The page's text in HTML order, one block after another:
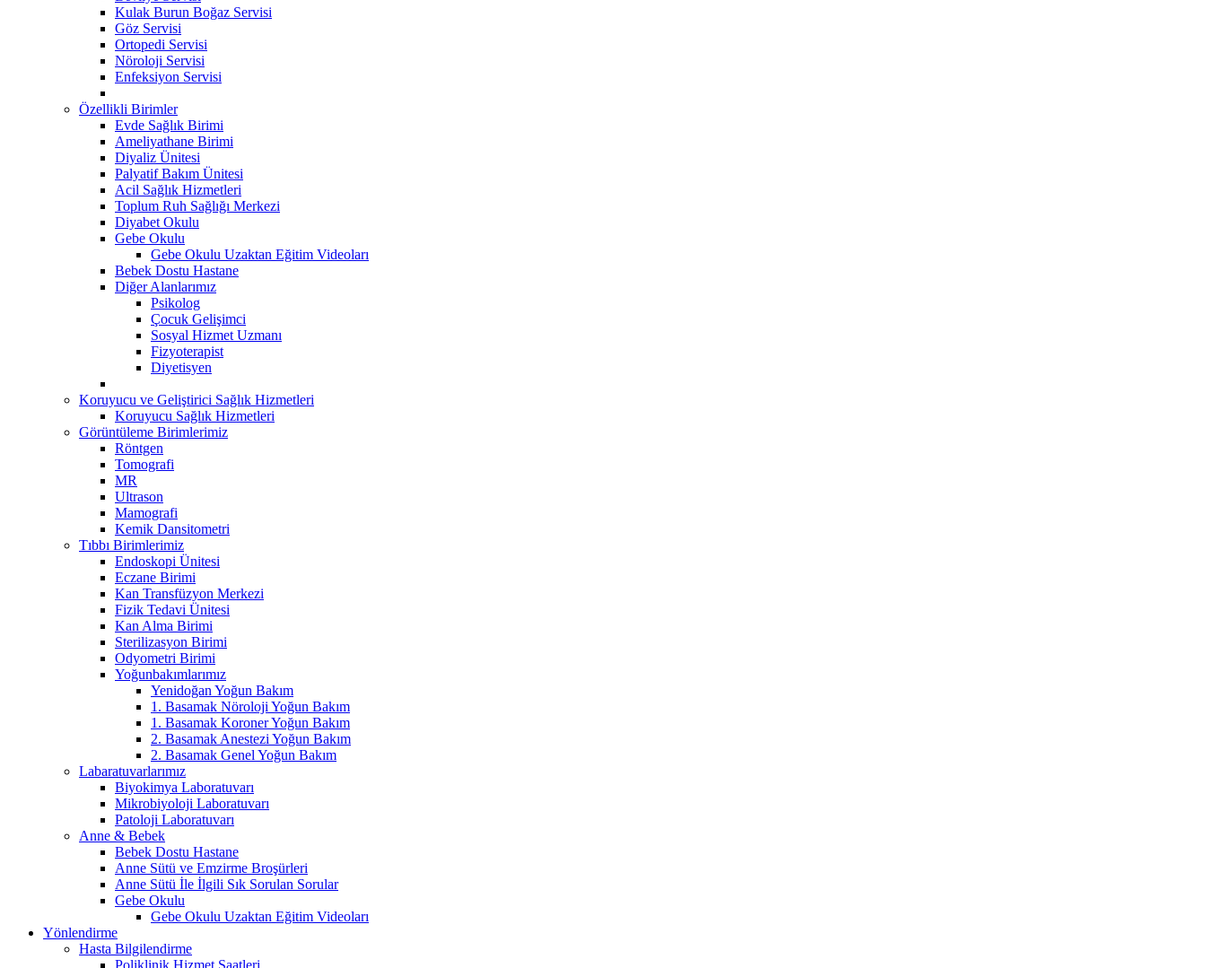
Kulak Burun Boğaz Servisi
Göz Servisi
Ortopedi Servisi
Nöroloji Servisi
Enfeksiyon Servisi
Özellikli Birimler
Evde Sağlık Birimi
Ameliyathane Birimi
Diyaliz Ünitesi
Palyatif Bakım Ünitesi
Acil Sağlık Hizmetleri
Toplum Ruh Sağlığı Merkezi
Diyabet Okulu
Gebe Okulu
Gebe Okulu Uzaktan Eğitim Videoları
Bebek Dostu Hastane
Diğer Alanlarımız
Psikolog
Çocuk Gelişimci
Sosyal Hizmet Uzmanı
Fizyoterapist
Diyetisyen
Koruyucu ve Geliştirici Sağlık Hizmetleri
Koruyucu Sağlık Hizmetleri
Görüntüleme Birimlerimiz
Röntgen
Tomografi
MR
Ultrason
Mamografi
Kemik Dansitometri
Tıbbı Birimlerimiz
Endoskopi Ünitesi
Eczane Birimi
Kan Transfüzyon Merkezi
Fizik Tedavi Ünitesi
Kan Alma Birimi
Sterilizasyon Birimi
Odyometri Birimi
Yoğunbakımlarımız
Yenidoğan Yoğun Bakım
1. Basamak Nöroloji Yoğun Bakım
1. Basamak Koroner Yoğun Bakım
2. Basamak Anestezi Yoğun Bakım
2. Basamak Genel Yoğun Bakım
Labaratuvarlarımız
Biyokimya Laboratuvarı
Mikrobiyoloji Laboratuvarı
Patoloji Laboratuvarı
Anne & Bebek
Bebek Dostu Hastane
Anne Sütü ve Emzirme Broşürleri
Anne Sütü İle İlgili Sık Sorulan Sorular
Gebe Okulu
Gebe Okulu Uzaktan Eğitim Videoları
Yönlendirme
Hasta Bilgilendirme
Poliklinik Hizmet Saatleri